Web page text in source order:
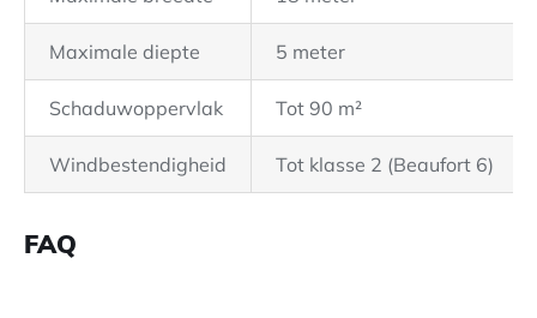
Maximale diepte 5 meter
Schaduwoppervlak Tot 90 m²
Windbestendigheid Tot klasse 2 (Beaufort 6)
FAQ